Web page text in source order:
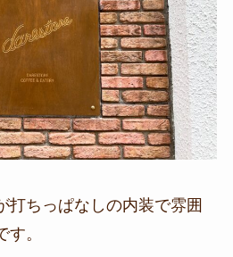
打ちっぱなしの内装で雰囲
。